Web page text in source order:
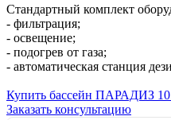
Стандартный комплект
- фильтрация;
- освещение;
- подогрев от газа;
- автоматическая станция
Купить бассейн ПАРАДИЗ
Заказать консультацию